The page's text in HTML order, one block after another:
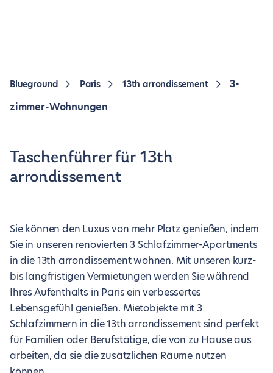
Blueground Paris 13th arrondissement
3-
zimmer-Wohnungen
Taschenführer für 13th
arrondissement
Sie können den Luxus von mehr Platz genießen, indem
Sie in unseren renovierten 3 Schlafzimmer-Apartments
in die 13th arrondissement wohnen. Mit unseren kurz-
bis langfristigen Vermietungen werden Sie während
Ihres Aufenthalts in Paris ein verbessertes
Lebensgefühl genießen. Mietobjekte mit 3
Schlafzimmern in die 13th arrondissement sind perfekt
für Familien oder Berufstätige, die von zu Hause aus
arbeiten, da sie die zusätzlichen Räume nutzen